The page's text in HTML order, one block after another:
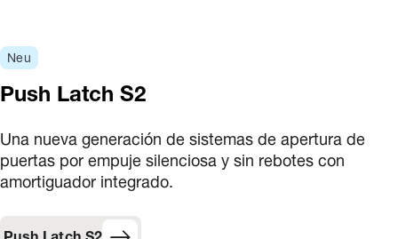
Neu
Push Latch S2
Una nueva generación de sistemas de apertura de
puertas por empuje silenciosa y sin rebotes con
amortiguador integrado.